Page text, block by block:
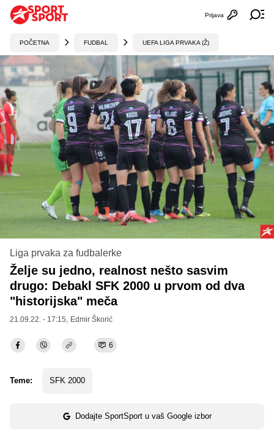
Otvori
Prijava
POČETNA FUDBAL UEFA LIGA PRVAKA (Ž)
Liga prvaka za fudbalerke
Želje su jedno, realnost nešto sasvim
drugo: Debakl SFK 2000 u prvom od dva
"historijska" meča
21.09.22. - 17:15, Edmir Škorić
6
Teme: SFK 2000
Dodajte SportSport u vaš Google izbor